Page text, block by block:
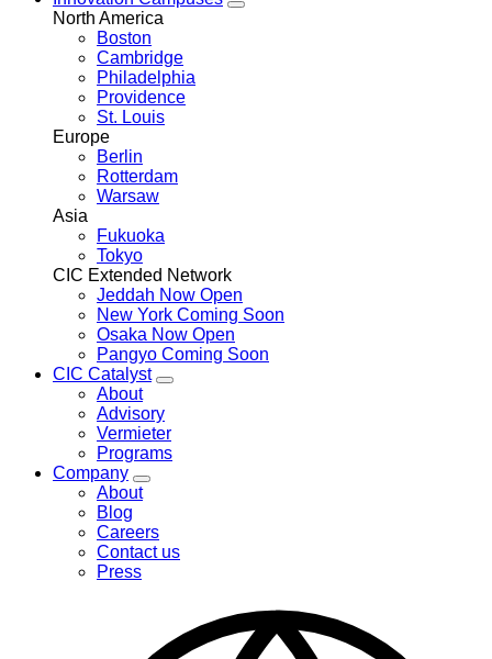
Toggle
North America
Boston
Cambridge
Philadelphia
Providence
St. Louis
Europe
Berlin
Rotterdam
Warsaw
Asia
Fukuoka
Tokyo
CIC Extended Network
Jeddah Now Open
New York Coming Soon
Osaka Now Open
Pangyo Coming Soon
CIC Catalyst
Toggle
Catalyst
menu
About
Advisory
Vermieter
Programs
Company
Toggle
Company
About
Blog
Careers
Contact us
Press